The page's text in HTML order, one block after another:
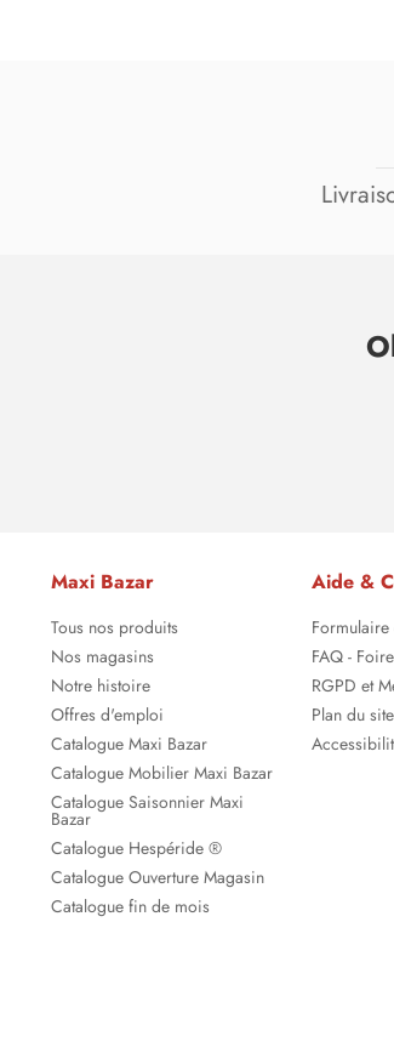
Maxi Bazar
Tous nos produits
Nos magasins
Notre histoire
Offres d'emploi
Catalogue Maxi Bazar
Catalogue Mobilier Maxi Bazar
Catalogue Saisonnier Maxi
Bazar
Catalogue Hespéride ®
Catalogue Ouverture Magasin
Catalogue fin de mois
Aide &
FAQ -
RGPD et
Plan du site